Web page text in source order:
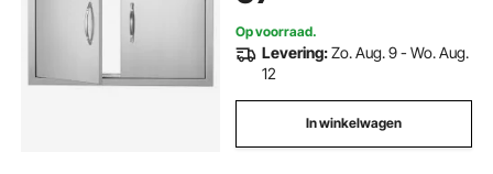
Op voorraad.
Levering:Zo. Aug. 9 - Wo. Aug.
12
In winkelwagen